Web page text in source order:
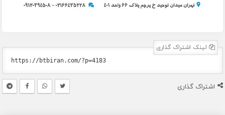
لینک اشتراک گذاری
اشتراک گذاری